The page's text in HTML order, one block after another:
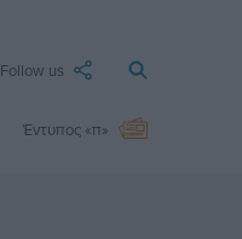
Follow us
Έντυπος «π»